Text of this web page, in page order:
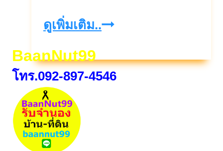
BaanNut99
โทร.092-897-4546
ดูเพิ่มเติม..ขาย
กู้
ไซ